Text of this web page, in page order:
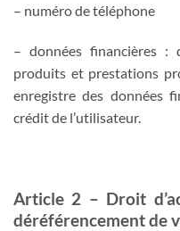
– numéro de téléphone
– données financières :
produits et prestations
enregistre des données
crédit de l’utilisateur.
Article 2 – Droit
déréférencement de